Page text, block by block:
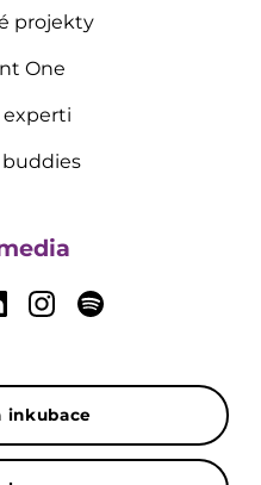
projekty
One
experti
inkubace